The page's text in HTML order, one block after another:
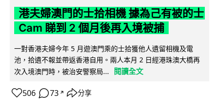
港夫婦澳門的士拾相機 據為己有被的士
Cam 睇到 2 個月後再入境被捕
一對香港夫婦今年 5 月遊澳門乘的士拾獲他人遺留相機及電
池，拾遺不報並帶返香港自用。兩人本月 2 日經港珠澳大橋再
次入境澳門時，被治安警察局...
閱讀全文
506 73 ↗ 分享